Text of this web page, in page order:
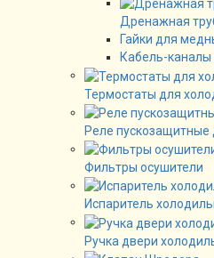
Дренажная
Гайки для
Кабель-каналы
Термостаты для
Реле пускозащитные
Фильтры осушители
Испаритель
Ручка двери